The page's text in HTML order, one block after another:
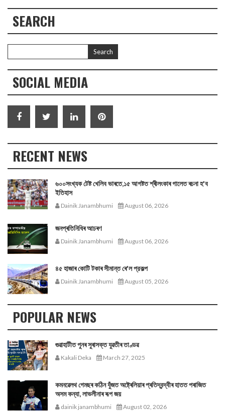
SEARCH
SOCIAL MEDIA
RECENT NEWS
৬০০সংখ্যক টেষ্ট খেলিব ভাৰতে,১৫ আগষ্টত শ্ৰীলংকাৰ গালেত ৰচনা হ'ব
ইতিহাস
Dainik Janambhumi August 06, 2026
জনপ্ৰতিনিধিৰ আচৰণ
Dainik Janambhumi August 06, 2026
৪৫ হাজাৰ কোটি টকাৰ সীমান্ত ৰে'ল প্রকল্প
Dainik Janambhumi August 05, 2026
POPULAR NEWS
গুৱাহাটীত পুনৰ সুৰাসক্ত যুৱতীৰ তাণ্ডৱ
Kakali Deka March 27, 2025
কমনৱেলথ গেমছৰ কঠিন যুঁজত অষ্ট্ৰেলিয়াৰ প্ৰতিদ্বন্দ্বীৰ হাতত পৰাজিত
অসম কন্যা, লাভলীনাৰ ৰূপ জয়
dainik janambhumi August 02, 2026